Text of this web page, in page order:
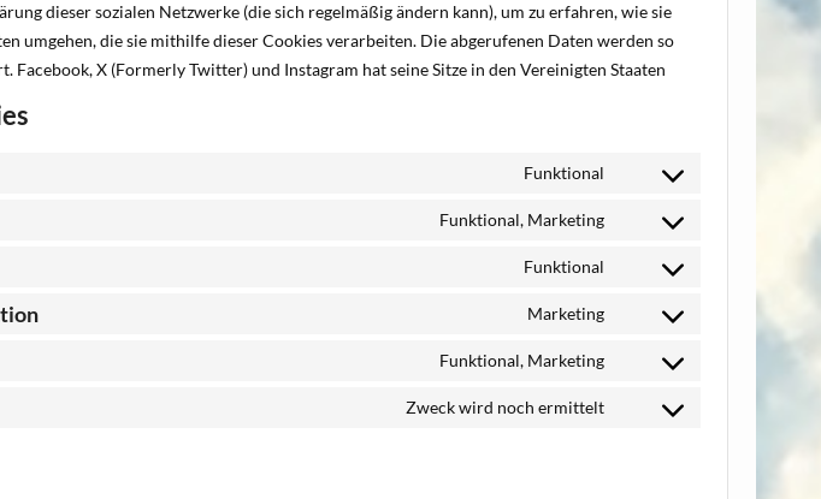
dieser sozialen Netzwerke (die sich regelmäßig ändern kann), um zu erfahren, wie sie
umgehen, die sie mithilfe dieser Cookies verarbeiten. Die abgerufenen Daten werden so
Facebook, X (Formerly Twitter) und Instagram hat seine Sitze in den Vereinigten Staaten
Funktional
Consent
wordpress
Funktional, Marketing
Consent
facebook
Funktional
Consent
complianz
Marketing
Consent
google-
Funktional, Marketing
Consent
Zweck wird noch ermittelt
Consent